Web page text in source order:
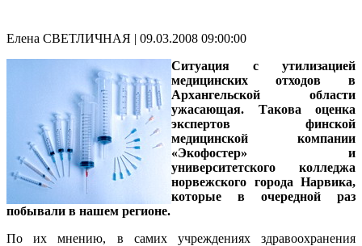
Елена СВЕТЛИЧНАЯ | 09.03.2008 09:00:00
Ситуация с утилизацией
медицинских отходов в
Архангельской области
ужасающая. Такова оценка
экспертов финской
медицинской компании
«Экофостер» и
университетского колледжа
норвежского города Нарвика,
которые в очередной раз
побывали в нашем регионе.
По их мнению, в самих учреждениях здравоохранения